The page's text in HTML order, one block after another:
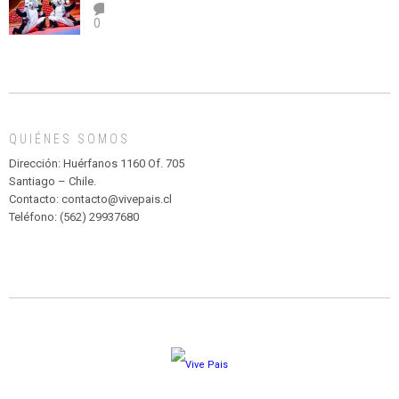
el
abuso”
TEATRO
Y
MADAGASCAR
PARQUE
HURATDO
0
QUIÉNES SOMOS
Dirección: Huérfanos 1160 Of. 705
Santiago – Chile.
Contacto: contacto@vivepais.cl
Teléfono: (562) 29937680